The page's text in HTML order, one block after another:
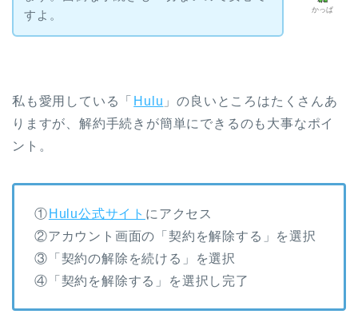
かっぱ
すよ。
私も愛用している「 Hulu 」の良いところはたくさんあ
りますが、解約手続きが簡単にできるのも大事なポイ
ント。
① Hulu公式サイト にアクセス
②アカウント画面の「契約を解除する」を選択
③「契約の解除を続ける」を選択
④「契約を解除する」を選択し完了